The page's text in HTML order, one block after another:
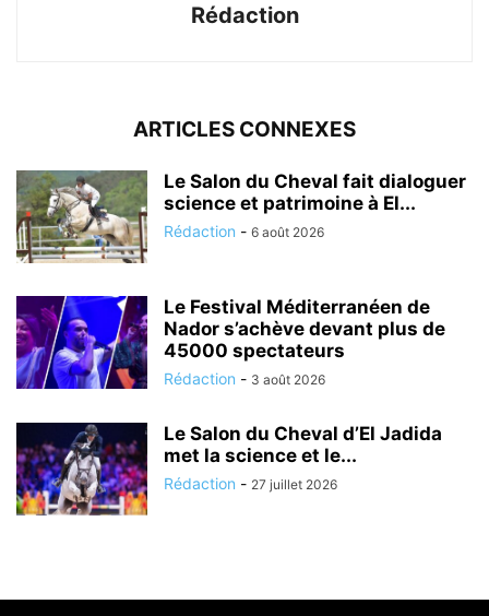
Rédaction
ARTICLES CONNEXES
Le Salon du Cheval fait dialoguer
science et patrimoine à El...
Rédaction - 6 août 2026
Le Festival Méditerranéen de
Nador s’achève devant plus de
45000 spectateurs
Rédaction - 3 août 2026
Le Salon du Cheval d’El Jadida
met la science et le...
Rédaction - 27 juillet 2026